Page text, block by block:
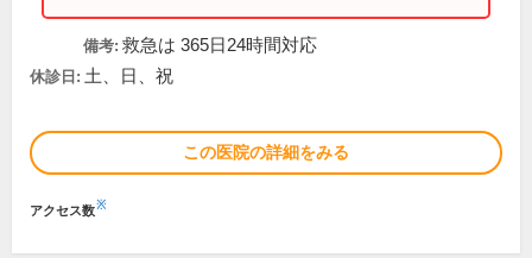
備考: 救急は 365日24時間対応
休診日: 土、日、祝
この医院の詳細をみる
アクセス数※